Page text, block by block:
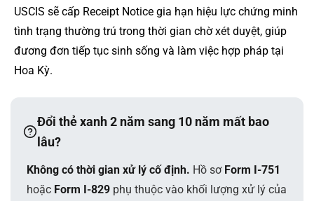
USCIS sẽ cấp Receipt Notice gia hạn hiệu lực chứng minh
tình trạng thường trú trong thời gian chờ xét duyệt, giúp
đương đơn tiếp tục sinh sống và làm việc hợp pháp tại
Hoa Kỳ.
Đổi thẻ xanh 2 năm sang 10 năm mất bao
lâu?
Không có thời gian xử lý cố định. Hồ sơ Form I-751
hoặc Form I-829phụ thuộc vào khối lượng xử lý của